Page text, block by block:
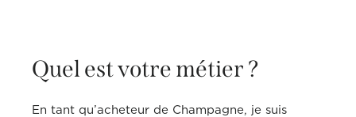
Quel est votre métier ?
En tant qu’acheteur de Champagne, je suis